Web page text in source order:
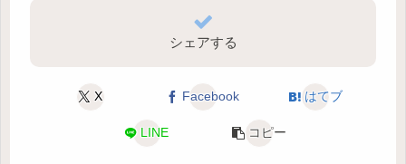
シェアする
X Facebook はてブ
LINE コピー